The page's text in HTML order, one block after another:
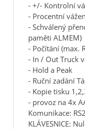
- +/- Kontrolní
- Procentní
- Schválený
paměti ALMEM)
- Počítání (max.
- In / Out Truck
- Hold a Peak
- Ruční zadání
- Kopie tisku
- provoz na 4x
Komunikace:
KLÁVESNICE: